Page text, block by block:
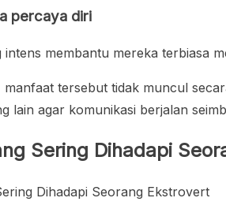
percaya diri
intens membantu mereka terbiasa
manfaat tersebut tidak muncul
lain agar komunikasi berjalan
Sering Dihadapi